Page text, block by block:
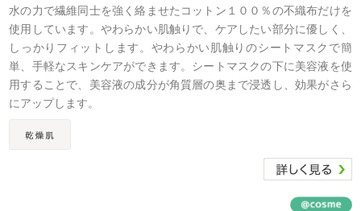
水の力で繊維同士を強く絡ませたコットン１００％の不織布だけを
使用しています。やわらかい肌触りで、ケアしたい部分に優しく、
しっかりフィットします。やわらかい肌触りのシートマスクで簡
単、手軽なスキンケアができます。シートマスクの下に美容液を使
用することで、美容液の成分が角質層の奥まで浸透し、効果がさら
にアップします。